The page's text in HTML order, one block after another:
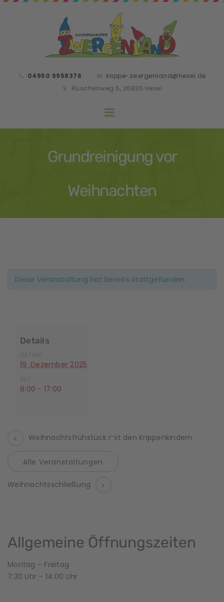
04950 9958376
krippe-zwergenland@hesel.de
Rüschenweg 5, 26835 Hesel
Grundreinigung vor
Weihnachten
Diese Veranstaltung hat bereits stattgefunden.
Details
19. Dezember 2025
8:00 - 17:00
e
a
n
s
Weihnachtsfrühstück mit den Krippenkindern
Alle Veranstaltungen
Weihnachtsschließung
Allgemeine Öffnungszeiten
Montag – Freitag
7:30 Uhr – 14:00 Uhr